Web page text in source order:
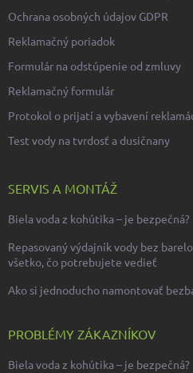
Ochrana osobných údajov GDPR
Reklamačný poriadok
Formulár na odstúpenie od zmluvy
Reklamačný formulár
Protokol o prijatí a vybavení
Test vody na tvrdosť a dusičnany
SERVIS A MONTÁŽ
Biela voda z kohútika – je bezpečná?
Repasovaný výdajník vody bez
všetko, čo potrebujete vedieť
Ako si jednoducho namontovať
PROBLÉMY ZÁKAZNÍKOV
Biela voda z kohútika – je bezpečná?